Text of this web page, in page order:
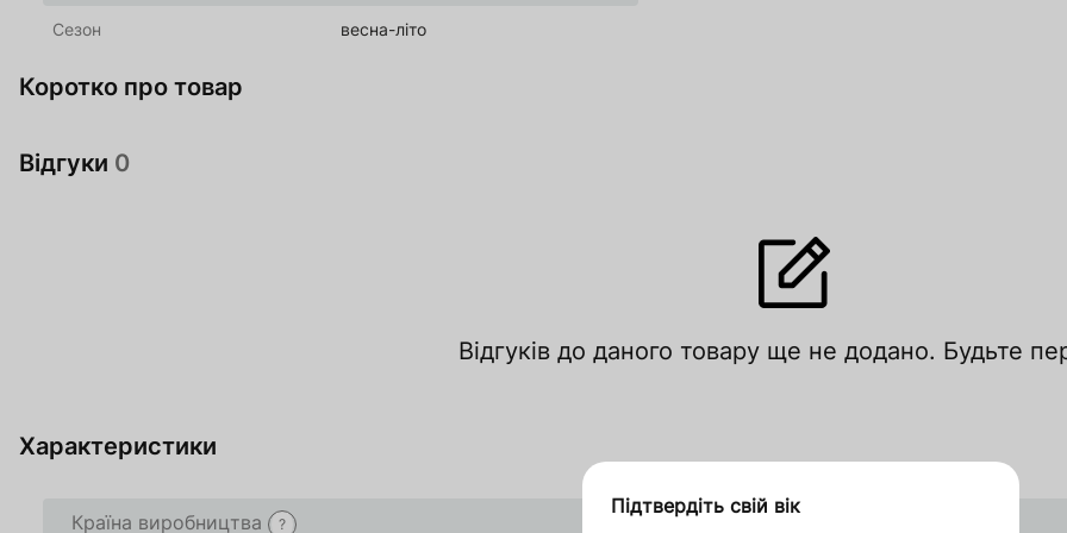
Сезон весна-літо
Коротко про товар
Відгуки 0
Відгуків до даного товару ще не додано. Будьте
Залишити відгук
Характеристики
Країна виробництва ? Дякуємо за замовлення
Підтвердіть свій вік